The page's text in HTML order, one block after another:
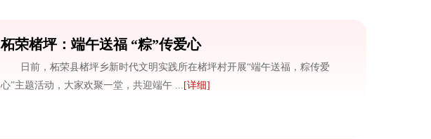
柘荣楮坪：端午送福 “粽”传爱心
日前，柘荣县楮坪乡新时代文明实践所在楮坪村开展“端午送福，粽传爱
心”主题活动，大家欢聚一堂，共迎端午 ... [详细]